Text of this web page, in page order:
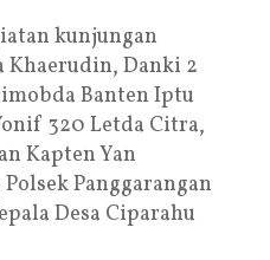
kunjungan
Khaerudin, Danki 2
Banten Iptu
320 Letda Citra,
Kapten Yan
Panggarangan
Desa Ciparahu